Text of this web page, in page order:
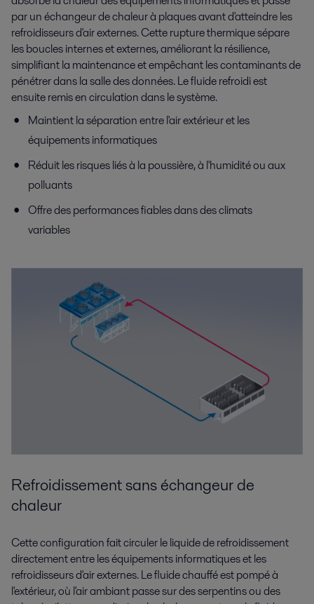
par un échangeur de chaleur à plaques avant d'atteindre les
refroidisseurs d'air externes. Cette rupture thermique sépare
les boucles internes et externes, améliorant la résilience,
simplifiant la maintenance et empêchant les contaminants de
pénétrer dans la salle des données. Le fluide refroidi est
ensuite remis en circulation dans le système.
Maintient la séparation entre l'air extérieur et les
équipements informatiques
Réduit les risques liés à la poussière, à l'humidité ou aux
polluants
Offre des performances fiables dans des climats
variables
Refroidissement sans échangeur de
chaleur
Cette configuration fait circuler le liquide de refroidissement
directement entre les équipements informatiques et les
refroidisseurs d'air externes. Le fluide chauffé est pompé à
l'extérieur, où l'air ambiant passe sur des serpentins ou des